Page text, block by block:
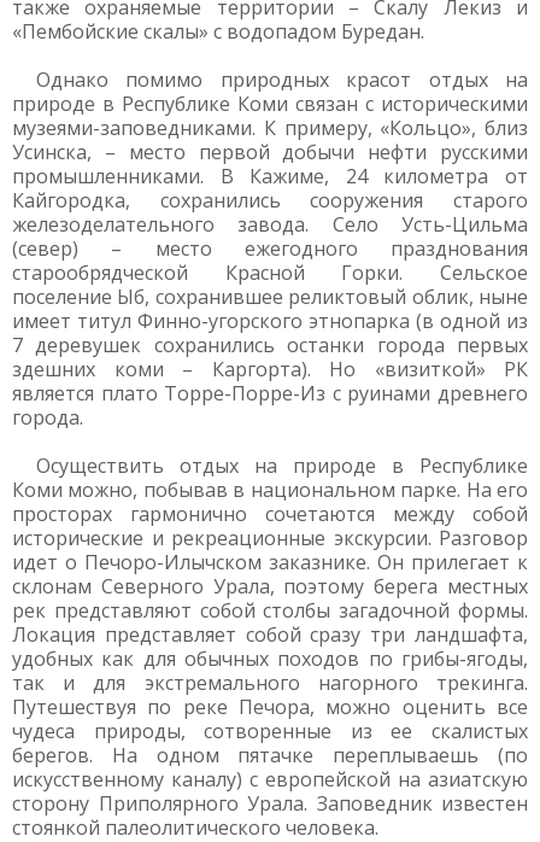
также охраняемые территории – Скалу Лекиз и
«Пембойские скалы» с водопадом Буредан.
Однако помимо природных красот отдых на
природе в Республике Коми связан с историческими
музеями-заповедниками. К примеру, «Кольцо», близ
Усинска, – место первой добычи нефти русскими
промышленниками. В Кажиме, 24 километра от
Кайгородка, сохранились сооружения старого
железоделательного завода. Село Усть-Цильма
(север) – место ежегодного празднования
старообрядческой Красной Горки. Сельское
поселение Ыб, сохранившее реликтовый облик, ныне
имеет титул Финно-угорского этнопарка (в одной из
7 деревушек сохранились останки города первых
здешних коми – Каргорта). Но «визиткой» РК
является плато Торре-Порре-Из с руинами древнего
города.
Осуществить отдых на природе в Республике
Коми можно, побывав в национальном парке. На его
просторах гармонично сочетаются между собой
исторические и рекреационные экскурсии. Разговор
идет о Печоро-Илычском заказнике. Он прилегает к
склонам Северного Урала, поэтому берега местных
рек представляют собой столбы загадочной формы.
Локация представляет собой сразу три ландшафта,
удобных как для обычных походов по грибы-ягоды,
так и для экстремального нагорного трекинга.
Путешествуя по реке Печора, можно оценить все
чудеса природы, сотворенные из ее скалистых
берегов. На одном пятачке переплываешь (по
искусственному каналу) с европейской на азиатскую
сторону Приполярного Урала. Заповедник известен
стоянкой палеолитического человека.